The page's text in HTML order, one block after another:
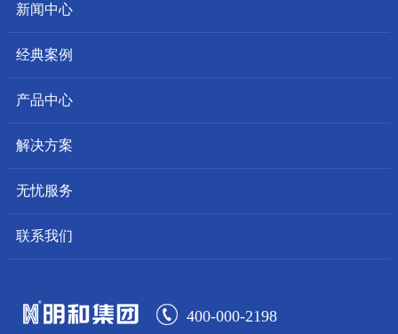
新闻中心
经典案例
产品中心
解决方案
无忧服务
联系我们
400-000-2198